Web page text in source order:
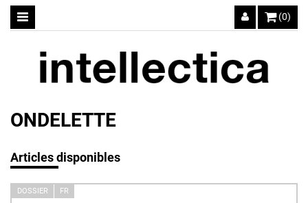
(0)
ONDELETTE
Articles disponibles
DOSSIER
FR